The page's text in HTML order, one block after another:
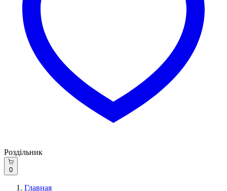
Роздільник
0
Главная